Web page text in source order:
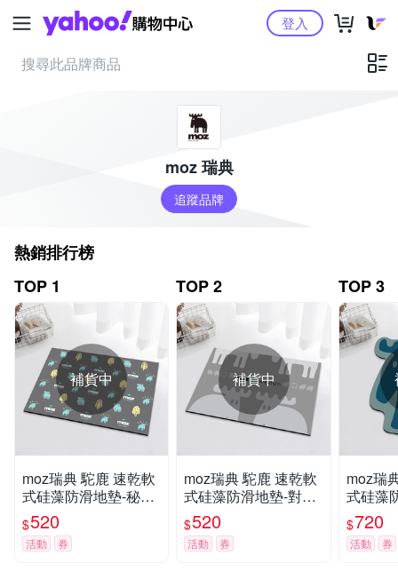
Yahoo購物中心登入
moz 瑞典
追蹤品牌
熱銷排行榜
TOP 1
補貨中
moz瑞典 駝鹿 速乾軟
式硅藻防滑地墊-秘境
叢林(鐵灰)
$520
活動 券
TOP 2
補貨中
moz瑞典 駝鹿 速乾軟
式硅藻防滑地墊-對視
駝鹿(銀鼠灰)
$520
活動 券
TOP 3
moz瑞
式硅藻
唯我獨
$720
活動 券